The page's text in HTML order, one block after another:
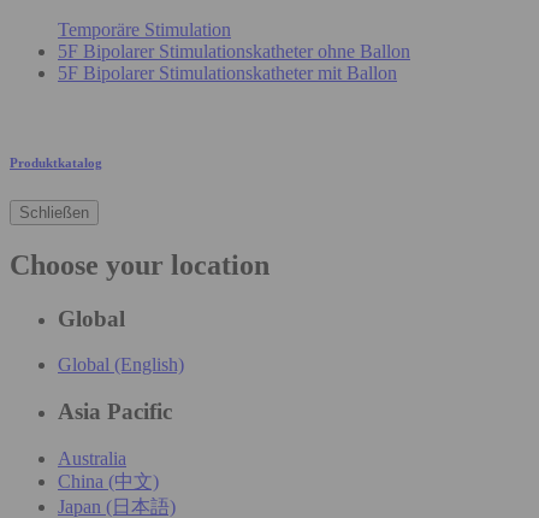
Temporäre Stimulation
5F Bipolarer Stimulationskatheter ohne Ballon
5F Bipolarer Stimulationskatheter mit Ballon
Produktkatalog
Schließen
Choose your location
Global
Global (English)
Asia Pacific
Australia
China (中文)
Japan (日本語)